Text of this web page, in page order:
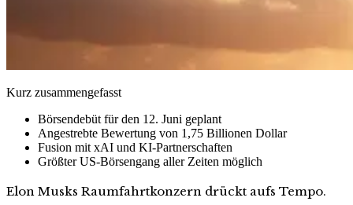
Kurz zusammengefasst
Börsendebüt für den 12. Juni geplant
Angestrebte Bewertung von 1,75 Billionen Dollar
Fusion mit xAI und KI-Partnerschaften
Größter US-Börsengang aller Zeiten möglich
Elon Musks Raumfahrtkonzern drückt aufs Tempo.